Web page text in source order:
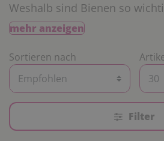
Weshalb sind Bienen so
bienenfreundlicher Garten
Bienen als Babys aus? Diese
Fragen können Sie Kindern in
Kindertagesstätte oder
Projektarbeiten zum Thema
beantworten. Anhand unserer
Modelle kann den Kindern die
Biene von der Larve bis zum
mehr anzeigen
Sortieren nach
Filter